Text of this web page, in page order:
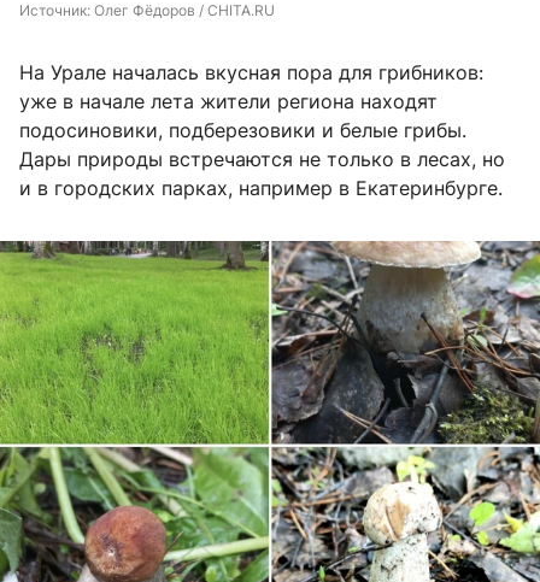
Источник: Олег Фёдоров / CHITA.RU
На Урале началась вкусная пора для грибников:
уже в начале лета жители региона находят
подосиновики, подберезовики и белые грибы.
Дары природы встречаются не только в лесах, но
и в городских парках, например в Екатеринбурге.